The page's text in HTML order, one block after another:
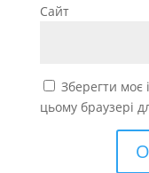
Сайт
Зберегти моє
цьому браузері